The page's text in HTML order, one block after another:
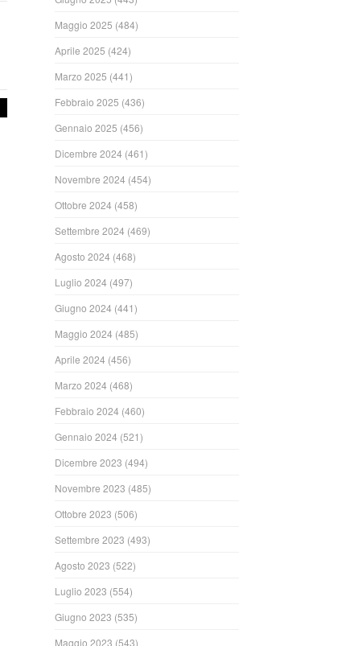
Maggio 2025 (484)
Aprile 2025 (424)
Marzo 2025 (441)
Febbraio 2025 (436)
Gennaio 2025 (456)
Dicembre 2024 (461)
Novembre 2024 (454)
Ottobre 2024 (458)
Settembre 2024 (469)
Agosto 2024 (468)
Luglio 2024 (497)
Giugno 2024 (441)
Maggio 2024 (485)
Aprile 2024 (456)
Marzo 2024 (468)
Febbraio 2024 (460)
Gennaio 2024 (521)
Dicembre 2023 (494)
Novembre 2023 (485)
Ottobre 2023 (506)
Settembre 2023 (493)
Agosto 2023 (522)
Luglio 2023 (554)
Giugno 2023 (535)
Maggio 2023 (543)